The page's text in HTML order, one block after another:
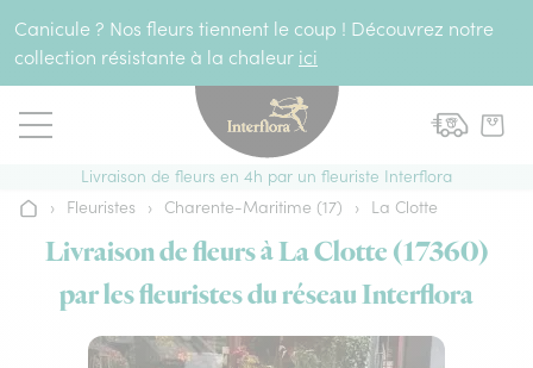
Canicule ? Nos fleurs tiennent le coup ! Découvrez notre
collection résistante à la chaleur ici
Livraison de fleurs en 4h par un fleuriste Interflora
Accueil
› Fleuristes › Charente-Maritime (17) › La Clotte
Livraison de fleurs à La Clotte (17360)
par les fleuristes du réseau Interflora